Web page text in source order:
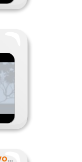
KÉRDEZZE KEZELŐORVOSÁT?